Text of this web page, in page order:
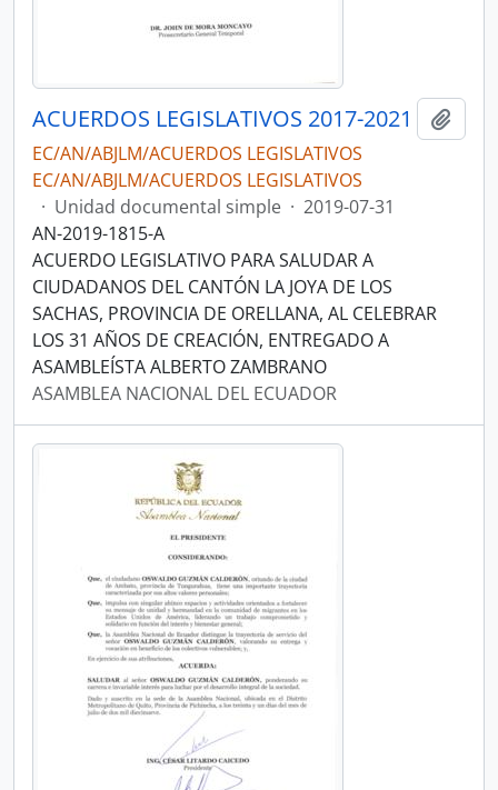
ACUERDOS LEGISLATIVOS 2017-2021
EC/AN/ABJLM/ACUERDOS LEGISLATIVOS
EC/AN/ABJLM/ACUERDOS LEGISLATIVOS
· Unidad documental simple · 2019-07-31
AN-2019-1815-A
ACUERDO LEGISLATIVO PARA SALUDAR A
CIUDADANOS DEL CANTÓN LA JOYA DE LOS
SACHAS, PROVINCIA DE ORELLANA, AL CELEBRAR
LOS 31 AÑOS DE CREACIÓN, ENTREGADO A
ASAMBLEÍSTA ALBERTO ZAMBRANO
ASAMBLEA NACIONAL DEL ECUADOR